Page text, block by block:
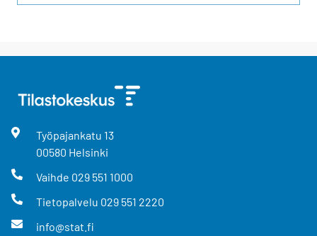
Työpajankatu 13
00580 Helsinki
Vaihde 029 551 1000
Tietopalvelu 029 551 2220
info@stat.fi